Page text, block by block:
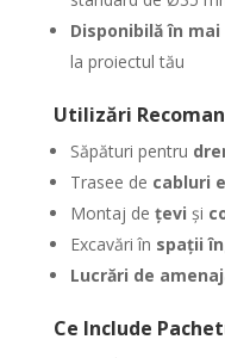
Disponibilă în
la proiectul tău
Utilizări
Săpături pentru
Trasee de cabluri
Montaj de țevi și
Excavări în spații
Lucrări de
Ce Include